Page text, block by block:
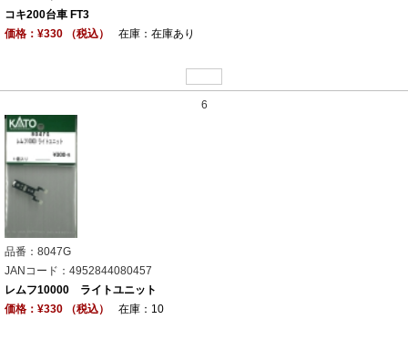
コキ200台車 FT3
価格：¥330 （税込）
在庫：在庫あり
6
品番：8047G
JANコード：4952844080457
レムフ10000 ライトユニット
価格：¥330 （税込）
在庫：10